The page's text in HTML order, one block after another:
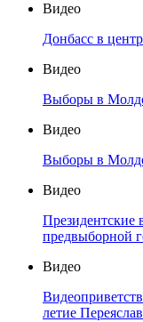
Видео
Донбасс в
Видео
Выборы в
Видео
Выборы в
Видео
Президентские
предвыборной
Видео
летие